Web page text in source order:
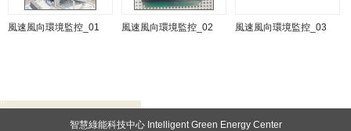
風速風向環境監控_01 風速風向環境監控_02 風速風向環境監控_03
:::
智慧綠能科技中心 Intelligent Green Energy Center